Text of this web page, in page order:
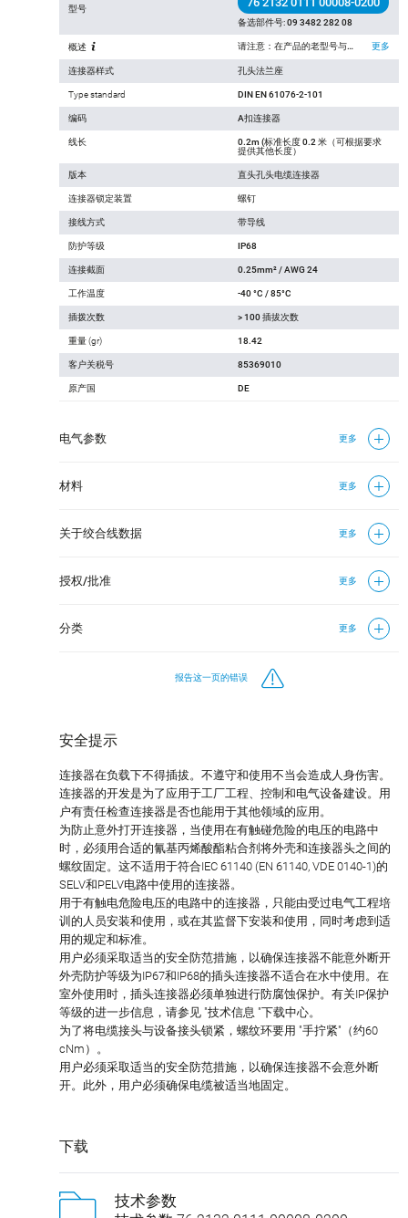
型号
备选部件号:09 3482 282 08
概述 请注意：在产品的老型号与新型号转换过程中， 技术规格上可能有微小的变化，详细情况请联系我们的客户，联系方式见网站右上方“联系我们”. 更多
连接器样式 孔头法兰座
Type standard DIN EN 61076-2-101
编码 A扣连接器
线长
0.2m (标准长度 0.2 米（可根据要求
提供其他长度）
版本 直头孔头电缆连接器
连接器锁定装置 螺钉
接线方式 带导线
防护等级 IP68
连接截面 0.25mm² / AWG 24
工作温度 -40 °C / 85°C
插拨次数 > 100 插拔次数
重量 (gr) 18.42
客户关税号 85369010
原产国 DE
电气参数 更多
材料 更多
关于绞合线数据 更多
授权/批准 更多
分类 更多
报告这一页的错误
安全提示
连接器在负载下不得插拔。不遵守和使用不当会造成人身伤害。
连接器的开发是为了应用于工厂工程、控制和电气设备建设。用
户有责任检查连接器是否也能用于其他领域的应用。
为防止意外打开连接器，当使用在有触碰危险的电压的电路中
时，必须用合适的氰基丙烯酸酯粘合剂将外壳和连接器头之间的
螺纹固定。这不适用于符合IEC 61140 (EN 61140, VDE 0140-1)的
SELV和PELV电路中使用的连接器。
用于有触电危险电压的电路中的连接器，只能由受过电气工程培
训的人员安装和使用，或在其监督下安装和使用，同时考虑到适
用的规定和标准。
用户必须采取适当的安全防范措施，以确保连接器不能意外断开
外壳防护等级为IP67和IP68的插头连接器不适合在水中使用。在
室外使用时，插头连接器必须单独进行防腐蚀保护。有关IP保护
等级的进一步信息，请参见 "技术信息 "下载中心。
为了将电缆接头与设备接头锁紧，螺纹环要用 "手拧紧"（约60
cNm）。
用户必须采取适当的安全防范措施，以确保连接器不会意外断
开。此外，用户必须确保电缆被适当地固定。
下载
技术参数